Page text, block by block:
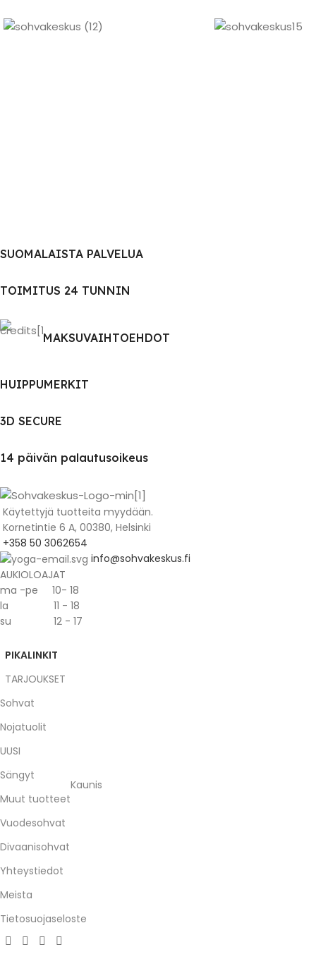
SUOMALAISTA PALVELUA
TOIMITUS 24 TUNNIN
MAKSUVAIHTOEHDOT
HUIPPUMERKIT
3D SECURE
14 päivän palautusoikeus
Käytettyjä tuotteita myydään.
Kornetintie 6 A, 00380, Helsinki
+358 50 3062654
info@sohvakeskus.fi
AUKIOLOAJAT
ma -pe 10- 18
la 11 - 18
su 12 - 17
PIKALINKIT
TARJOUKSET
Sohvat
Nojatuolit
UUSI
Sängyt
Muut tuotteet
Kaunis
Vuodesohvat
Divaanisohvat
Yhteystiedot
Meista
Tietosuojaseloste